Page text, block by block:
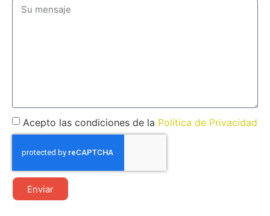
Acepto las condiciones de la Política de Privacidad
Enviar